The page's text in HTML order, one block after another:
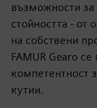
възможности за
стойността - от
на собствени
FAMUR Gearo
компетентност
кутии.